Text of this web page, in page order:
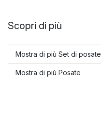
Scopri di più
Mostra di più Set di posate
Mostra di più Posate